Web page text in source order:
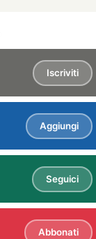
Iscriviti
Aggiungi
Seguici
Abbonati